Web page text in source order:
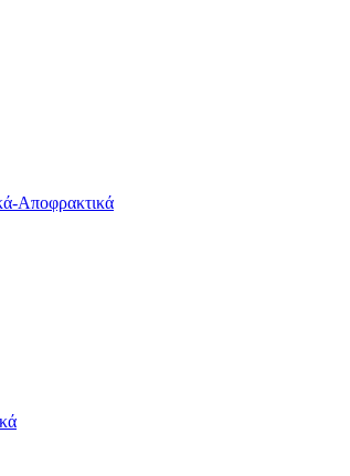
Αποφρακτικά